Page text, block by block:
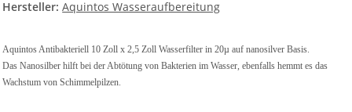
Hersteller: Aquintos Wasseraufbereitung
Aquintos Antibakteriell 10 Zoll x 2,5 Zoll Wasserfilter in 20µ auf nanosilver Basis.
Das Nanosilber hilft bei der Abtötung von Bakterien im Wasser, ebenfalls hemmt es das
Wachstum von Schimmelpilzen.